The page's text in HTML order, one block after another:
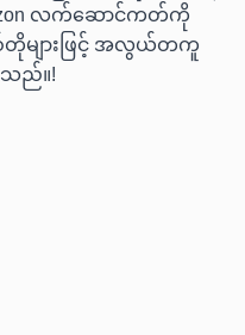
လက်ဆောင်ကတ်ကို
တိုများဖြင့် အလွယ်တကူ
ည်။!